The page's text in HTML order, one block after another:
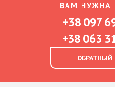
ВАМ НУЖНА
+38 097
+38 063
ОБРАТНЫЙ